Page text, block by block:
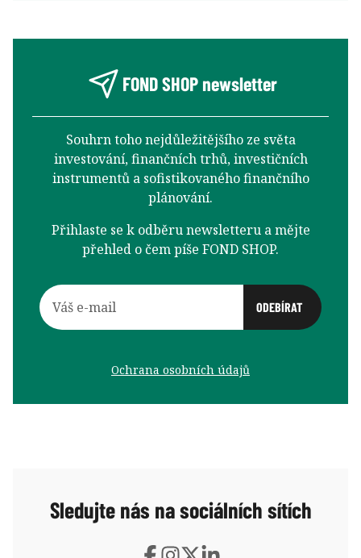
FOND SHOP newsletter
Souhrn toho nejdůležitějšího ze světa
investování, finančních trhů, investičních
instrumentů a sofistikovaného finančního
plánování.
Přihlaste se k odběru newsletteru a mějte
přehled o čem píše FOND SHOP.
Ochrana osobních údajů
Sledujte nás na sociálních sítích